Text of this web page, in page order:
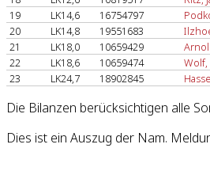
19
LK14,6 16754797
20
LK14,8 19551683
21
LK18,0 10659429
22
LK18,6 10659474 Wolf,
23
LK24,7 18902845
Die Bilanzen berücksichtigen alle
Dies ist ein Auszug der Nam.